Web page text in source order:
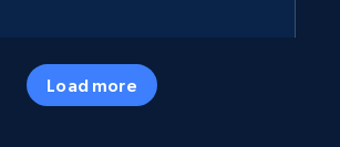
5.7K+ Commencer
Load more